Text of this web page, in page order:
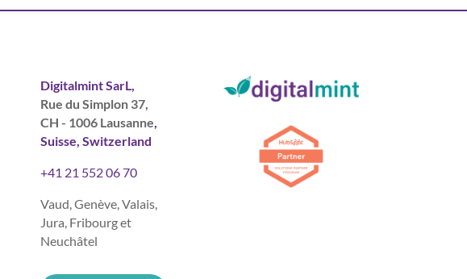
Digitalmint SarL,
Rue du Simplon 37,
CH - 1006 Lausanne,
Suisse, Switzerland
+41 21 552 06 70
Vaud, Genève, Valais,
Jura, Fribourg et
Neuchâtel